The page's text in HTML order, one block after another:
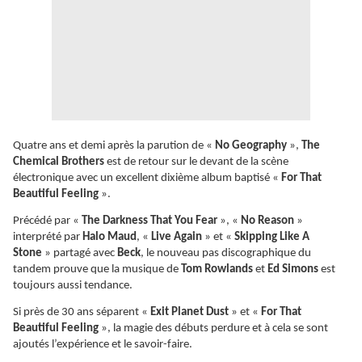
Quatre ans et demi après la parution de « No Geography », The
Chemical Brothers est de retour sur le devant de la scène
électronique avec un excellent dixième album baptisé « For That
Beautiful Feeling ».
Précédé par « The Darkness That You Fear », « No Reason »
interprété par Halo Maud, « Live Again » et « Skipping Like A
Stone » partagé avec Beck, le nouveau pas discographique du
tandem prouve que la musique de Tom Rowlands et Ed Simons est
toujours aussi tendance.
Si près de 30 ans séparent « Exit Planet Dust » et « For That
Beautiful Feeling », la magie des débuts perdure et à cela se sont
ajoutés l’expérience et le savoir-faire.